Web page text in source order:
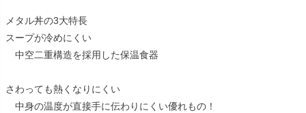
メタル丼の3大特長
スープが冷めにくい
中空二重構造を採用した保温食器
さわっても熱くなりにくい
中身の温度が直接手に伝わりにくい優れもの！